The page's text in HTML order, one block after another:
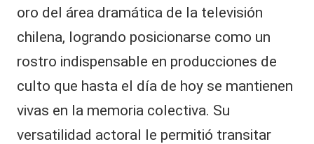
oro del área dramática de la televisión
chilena, logrando posicionarse como un
rostro indispensable en producciones de
culto que hasta el día de hoy se mantienen
vivas en la memoria colectiva. Su
versatilidad actoral le permitió transitar